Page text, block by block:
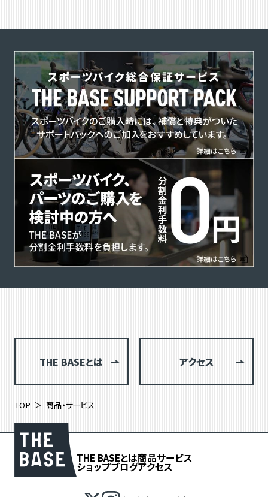
THE BASEとは アクセス
TOP 商品・サービス
THE BASEとは商品サービス
ショップブログアクセス